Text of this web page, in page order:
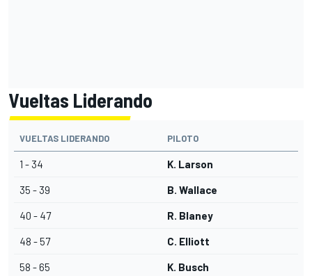
Vueltas Liderando
VUELTAS LIDERANDO PILOTO
1 - 34 K. Larson
35 - 39 B. Wallace
40 - 47 R. Blaney
48 - 57 C. Elliott
58 - 65 K. Busch